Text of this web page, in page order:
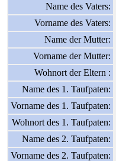
Name des Vaters:
Vorname des Vaters:
Name der Mutter:
Vorname der Mutter:
Wohnort der Eltern :
Name des 1. Taufpaten:
Vorname des 1. Taufpaten:
Wohnort des 1. Taufpaten:
Name des 2. Taufpaten:
Vorname des 2. Taufpaten: